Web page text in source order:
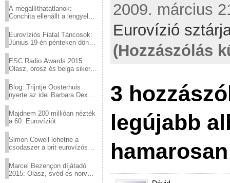
A megállíthatatlanok:
Conchita ellenállt a lengyel
Eurovíziós Fiatal Táncosok:
Június 19-én pénteken döntő
ESC Radio Awards 2015:
Olasz, orosz és belga siker,
Blog: Trijntje Oosterhuis
nyerte az idei Barbara Dex
Majdnem 200 millióan nézték
a 60. Eurovíziót
Simon Cowell lehetne a
csodaszer a brit eurovízós
Marcel Bezençon díjátadó
2015: Olasz, svéd és norvég
2009. március
Eurovízió
(Hozzászólás
3
legújabb